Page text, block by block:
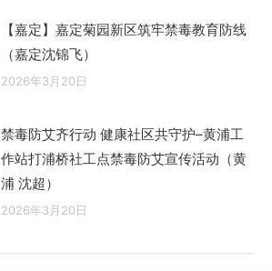
【嘉定】嘉定菊园新区筑牢禁毒教育防线
（嘉定沈锦飞）
2026年3月20日
禁毒防艾齐行动 健康社区共守护–黄浦工
作站打浦桥社工点禁毒防艾宣传活动（黄
浦 沈超）
2026年3月20日